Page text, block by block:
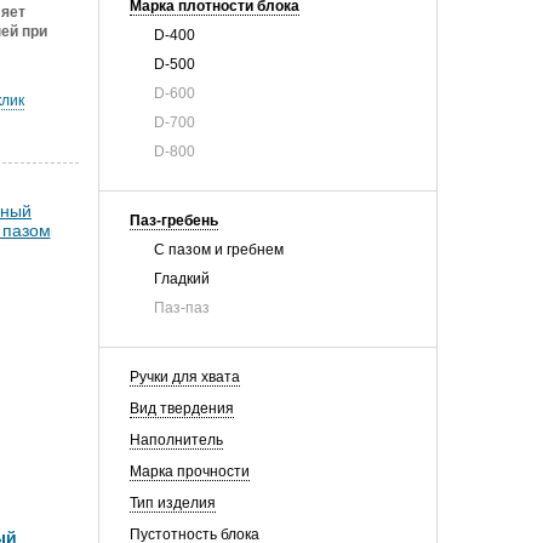
Марка плотности блока
D-400
D-500
D-600
D-700
D-800
Паз-гребень
С пазом и гребнем
Гладкий
Паз-паз
Ручки для хвата
Вид твердения
Наполнитель
Марка прочности
Тип изделия
Пустотность блока
при